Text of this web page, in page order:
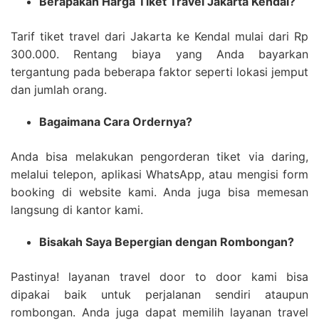
Tarif tiket travel dari Jakarta ke Kendal mulai dari Rp
300.000. Rentang biaya yang Anda bayarkan
tergantung pada beberapa faktor seperti lokasi jemput
dan jumlah orang.
Bagaimana Cara Ordernya?
Anda bisa melakukan pengorderan tiket via daring,
melalui telepon, aplikasi WhatsApp, atau mengisi form
booking di website kami. Anda juga bisa memesan
langsung di kantor kami.
Bisakah Saya Bepergian dengan Rombongan?
Pastinya! layanan travel door to door kami bisa
dipakai baik untuk perjalanan sendiri ataupun
rombongan. Anda juga dapat memilih layanan travel